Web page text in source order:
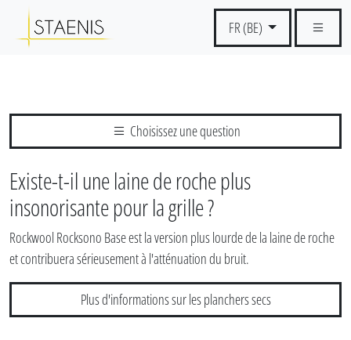
FR (BE)
Choisissez une question
Existe-t-il une laine de roche plus
insonorisante pour la grille ?
Rockwool Rocksono Base est la version plus lourde de la laine de roche
et contribuera sérieusement à l'atténuation du bruit.
Plus d'informations sur les planchers secs